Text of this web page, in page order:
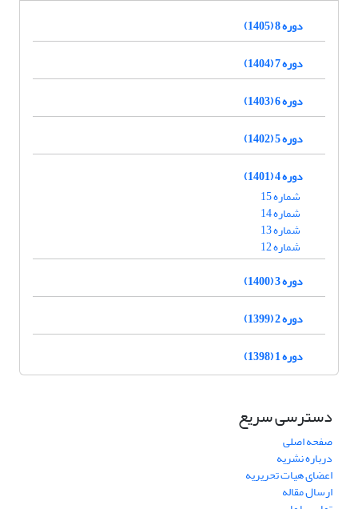
دوره 8 (1405)
دوره 7 (1404)
دوره 6 (1403)
دوره 5 (1402)
دوره 4 (1401)
شماره 15
شماره 14
شماره 13
شماره 12
دوره 3 (1400)
دوره 2 (1399)
دوره 1 (1398)
دسترسی سریع
صفحه اصلی
درباره نشریه
اعضای هیات تحریریه
ارسال مقاله